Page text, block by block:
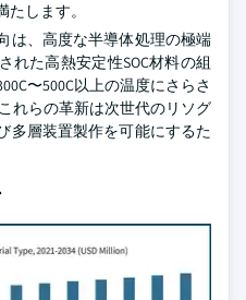
します。
は、高度な半導体処理の極端
れた高熱安定性SOC材料の組
〜500C以上の温度にさらさ
れらの革新は次世代のリソグ
多層装置製作を可能にするた